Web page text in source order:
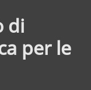
di
per le